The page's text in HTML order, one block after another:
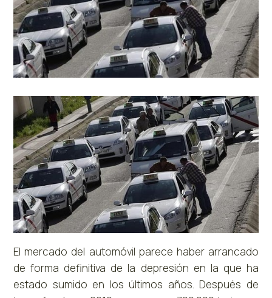
El mercado del automóvil parece haber arrancado
de forma definitiva de la depresión en la que ha
estado sumido en los últimos años. Después de